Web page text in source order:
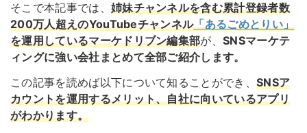
そこで本記事では、 姉妹チャンネルを含む累計登録者数
200万人超えのYouTubeチャンネル「あるごめとりい」
を運用しているマーケドリブン編集部が、SNSマーケテ
ィングに強い会社まとめて全部ご紹介します。
この記事を読めば以下について知ることができ、SNSア
カウントを運用するメリット、自社に向いているアプリ
がわかります。